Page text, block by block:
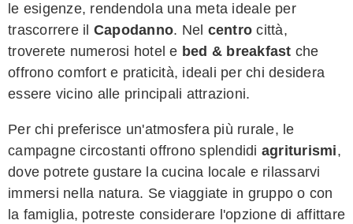
le esigenze, rendendola una meta ideale per
trascorrere il Capodanno. Nel centro città,
troverete numerosi hotel e bed & breakfast che
offrono comfort e praticità, ideali per chi desidera
essere vicino alle principali attrazioni.
Per chi preferisce un'atmosfera più rurale, le
campagne circostanti offrono splendidi agriturismi,
dove potrete gustare la cucina locale e rilassarvi
immersi nella natura. Se viaggiate in gruppo o con
la famiglia, potreste considerare l'opzione di affittare